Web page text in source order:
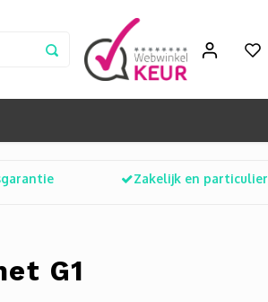
Zakelijk en particulier
G1